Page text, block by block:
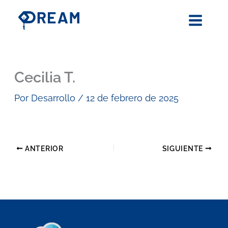
contenido
Cecilia T.
Por Desarrollo /12 de febrero de 2025
ANTERIOR SIGUIENTE